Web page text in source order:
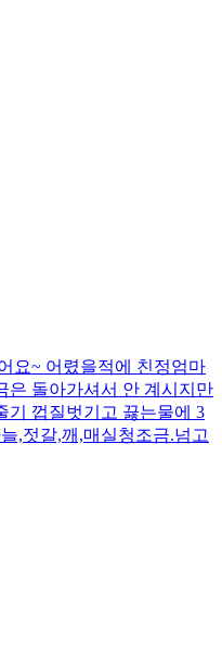
요~ 어렸을적에 친정엄마
은 돌아가셔서 안 계시지만
기 껍질벗기고 끓는물에 3
,젓갈,깨,매실청조금.넘고